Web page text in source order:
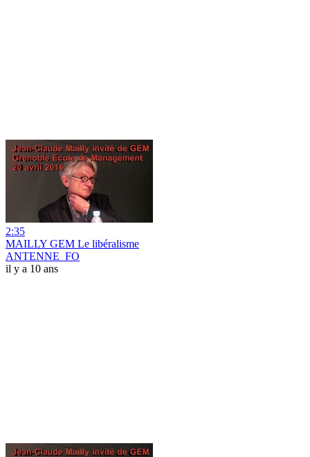
2:35
MAILLY GEM Le libéralisme
ANTENNE_FO
il y a 10 ans